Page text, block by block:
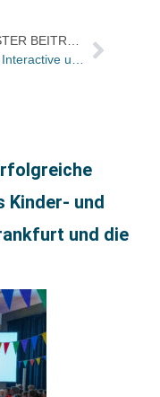
Kinder- und
und die